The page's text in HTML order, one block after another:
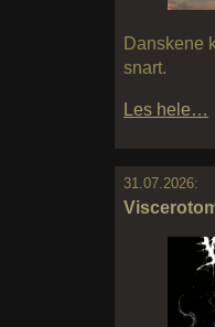
Danskene
snart.
Les hele…
31.07.2026: